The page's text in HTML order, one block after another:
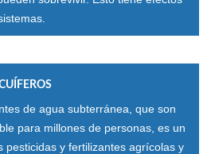
de agua subterránea, que son
para millones de personas, es un
pesticidas y fertilizantes agrícolas y